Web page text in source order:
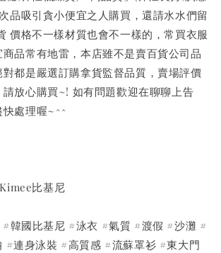
品吸引貪小便宜之人購買，還請水水們留
價格不一樣材質也會不一樣的，常買衣服
品常有地雷，本店雖不是賣百貨公司品
都是嚴選訂購拿貨監督品質，賣場評價
放心購買~! 如有問題歡迎在聊聊上告
快處理喔~^^
比基尼
韓國比基尼 #泳衣 #氣質 #渡假 #沙灘 #
#連身泳裝 #高質感 #流蘇罩衫 #東大門